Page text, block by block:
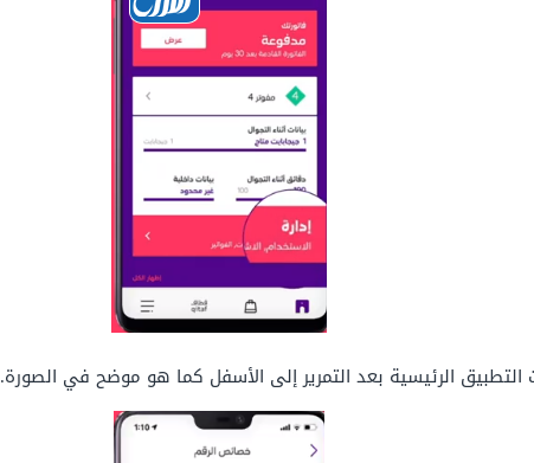
التطبيق الرئيسية بعد التمرير إلى الأسفل كما هو موضح في الصورة.